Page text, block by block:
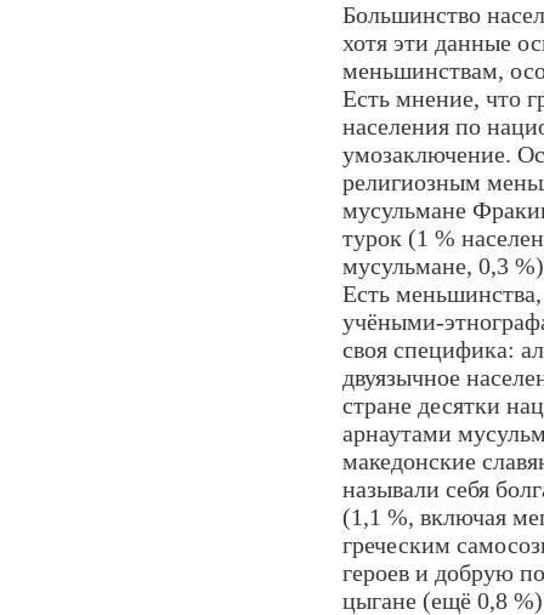
Большинство
хотя эти данные
меньшинствам,
Есть мнение, что
населения по
умозаключение.
религиозным
мусульмане
турок (1 %
мусульмане, 0,3
Есть
учёными-
своя специфика:
двуязычное
стране десятки
арнаутами
македонские
называли себя
(1,1 %, включая
греческим
героев и добрую
цыгане (ещё 0,8